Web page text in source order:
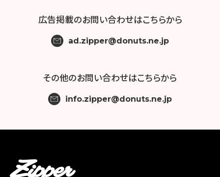
広告掲載のお問い合わせはこちらから
ad.zipper@donuts.ne.jp
その他のお問い合わせはこちらから
info.zipper@donuts.ne.jp